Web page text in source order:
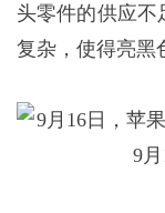
头零件的供应不
复杂，使得亮黑
9